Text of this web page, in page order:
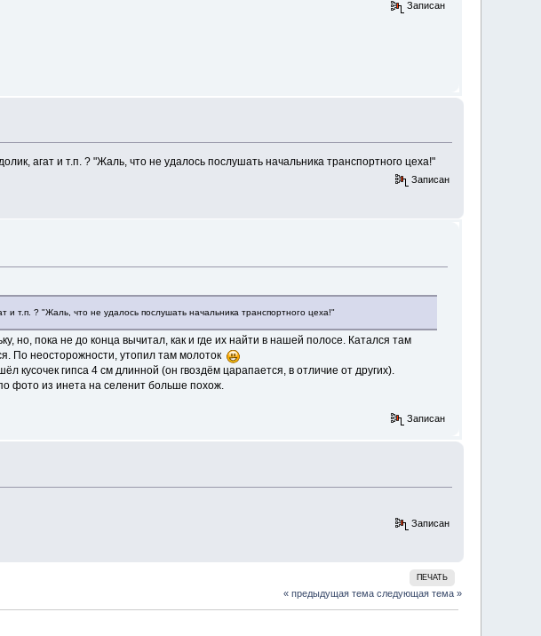
Записан
агат и т.п. ? "Жаль, что не удалось послушать начальника транспортного цеха!"
Записан
т.п. ? "Жаль, что не удалось послушать начальника транспортного цеха!"
но, пока не до конца вычитал, как и где их найти в нашей полосе. Катался там
По неосторожности, утопил там молоток
кусочек гипса 4 см длинной (он гвоздём царапается, в отличие от других).
фото из инета на селенит больше похож.
Записан
Записан
ПЕЧАТЬ
« предыдущая тема следующая тема »